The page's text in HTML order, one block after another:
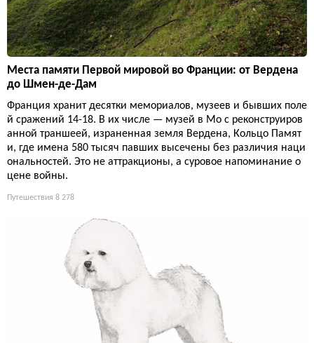
Места памяти Первой мировой во Франции: от Вердена
до Шмен-де-Дам
Франция хранит десятки мемориалов, музеев и бывших поле
й сражений 14-18. В их числе — музей в Мо с реконструиров
анной траншеей, израненная земля Вердена, Кольцо Памят
и, где имена 580 тысяч павших высечены без различия наци
ональностей. Это не аттракционы, а суровое напоминание о
цене войны.
Путешествия 8 278